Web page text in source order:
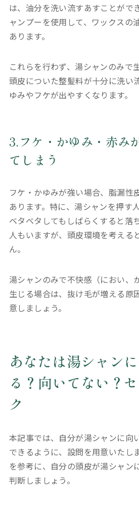
は、油分を洗い流すあすことがで
ャンプーを使用して、ワックスの
あります。
これらを行わず、湯シャンのみで
頭皮についた整髪料が十分に洗い
ゆみやフケが出やすくなります。
3.フケ・かゆみ・赤み
てしまう
フケ・かゆみが強い場合、脂漏性
あります。特に、湯シャンを押す
ベタベタしてもしばらくすると落
人もいますが、頭皮環境を考える
ん。
湯シャンのみで不快感（におい、
生じる場合は、抜け毛が増える原
意しましょう。
あなたは湯シャン
る？向いてない？
ク
本記事では、自分が湯シャンに向
できるように、設問を用意いたし
を参考に、自分の頭皮が湯シャン
判断しましょう。